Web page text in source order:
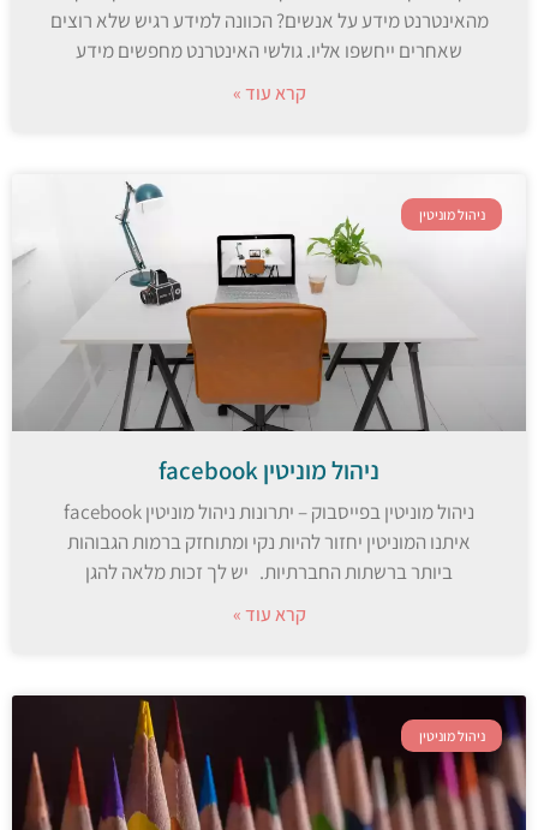
מהאינטרנט מידע על אנשים? הכוונה למידע רגיש שלא רוצים
שאחרים ייחשפו אליו. גולשי האינטרנט מחפשים מידע
קרא עוד »
ניהול מוניטין
ניהול מוניטין facebook
ניהול מוניטין בפייסבוק – יתרונות ניהול מוניטין facebook
איתנו המוניטין יחזור להיות נקי ומתוחזק ברמות הגבוהות
ביותר ברשתות החברתיות. יש לך זכות מלאה להגן
קרא עוד »
ניהול מוניטין